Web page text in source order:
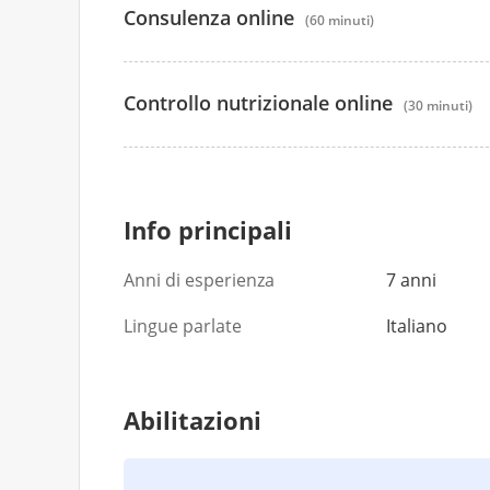
Consulenza online (60 minuti)
Controllo nutrizionale online (30 minuti)
Info principali
Anni di esperienza
7 anni
Lingue parlate
Italiano
Abilitazioni